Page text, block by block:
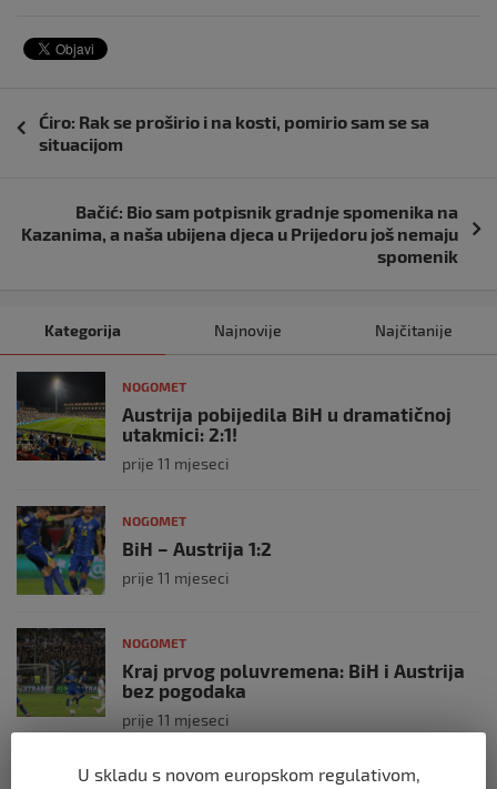
Navigacija
objava
Ćiro: Rak se proširio i na kosti, pomirio sam se sa
situacijom
Bačić: Bio sam potpisnik gradnje spomenika na
Kazanima, a naša ubijena djeca u Prijedoru još nemaju
spomenik
Kategorija Najnovije Najčitanije
NOGOMET
Austrija pobijedila BiH u dramatičnoj
utakmici: 2:1!
prije 11 mjeseci
NOGOMET
BiH – Austrija 1:2
prije 11 mjeseci
NOGOMET
Kraj prvog poluvremena: BiH i Austrija
bez pogodaka
prije 11 mjeseci
NOGOMET
U skladu s novom europskom regulativom,